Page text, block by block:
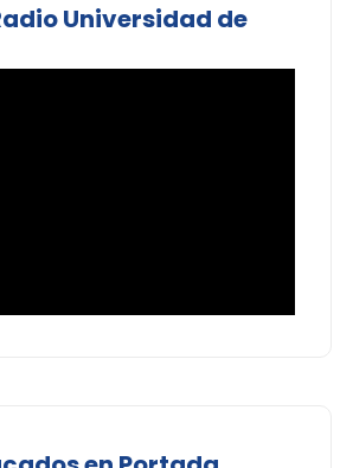
Universidad de